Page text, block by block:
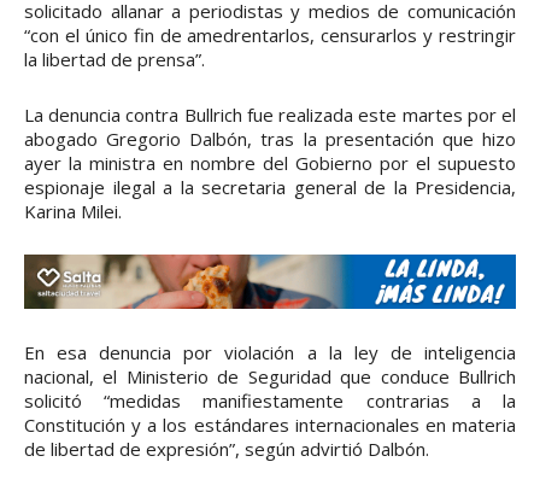
solicitado allanar a periodistas y medios de comunicación
“con el único fin de amedrentarlos, censurarlos y restringir
la libertad de prensa”.
La denuncia contra Bullrich fue realizada este martes por el
abogado Gregorio Dalbón, tras la presentación que hizo
ayer la ministra en nombre del Gobierno por el supuesto
espionaje ilegal a la secretaria general de la Presidencia,
Karina Milei.
En esa denuncia por violación a la ley de inteligencia
nacional, el Ministerio de Seguridad que conduce Bullrich
solicitó “medidas manifiestamente contrarias a la
Constitución y a los estándares internacionales en materia
de libertad de expresión”, según advirtió Dalbón.